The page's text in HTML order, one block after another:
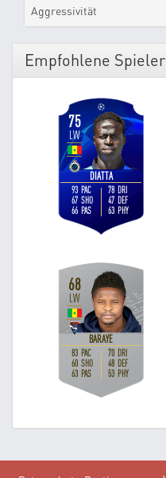
Aggressivität
Empfohlene Spieler